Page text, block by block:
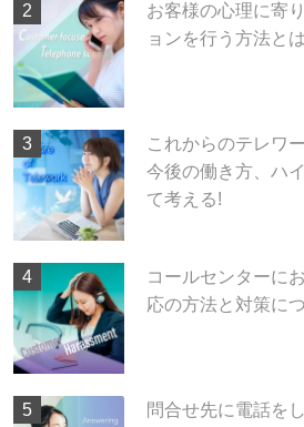
お客様の心理に寄
ョンを行う方法と
これからのテレワ
今後の働き方、ハ
て考える!
コールセンターに
応の方法と対策に
問合せ先に電話を